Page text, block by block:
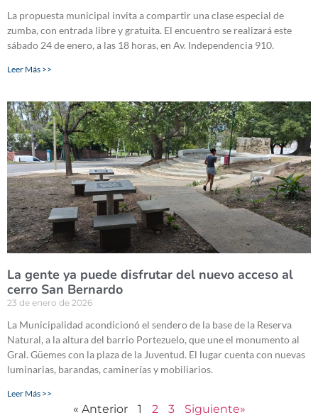
La propuesta municipal invita a compartir una clase especial de
zumba, con entrada libre y gratuita. El encuentro se realizará este
sábado 24 de enero, a las 18 horas, en Av. Independencia 910.
Leer Más >>
La gente ya puede disfrutar del nuevo acceso al
cerro San Bernardo
23 de enero de 2026
La Municipalidad acondicionó el sendero de la base de la Reserva
Natural, a la altura del barrio Portezuelo, que une el monumento al
Gral. Güemes con la plaza de la Juventud. El lugar cuenta con nuevas
luminarias, barandas, caminerías y mobiliarios.
Leer Más >>
« Anterior 1 2 3 Siguiente»